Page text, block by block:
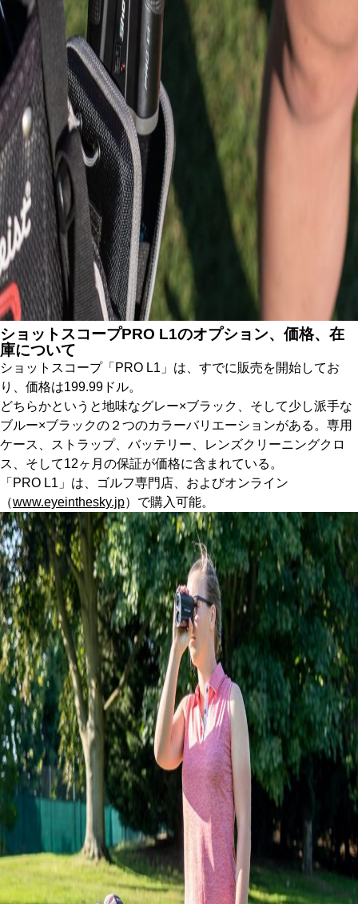
ショットスコープPRO L1のオプション、価格、在
庫について
ショットスコープ「PRO L1」は、すでに販売を開始してお
り、価格は199.99ドル。
どちらかというと地味なグレー×ブラック、そして少し派手な
ブルー×ブラックの２つのカラーバリエーションがある。専用
ケース、ストラップ、バッテリー、レンズクリーニングクロ
ス、そして12ヶ月の保証が価格に含まれている。
「PRO L1」は、ゴルフ専門店、およびオンライン
（www.eyeinthesky.jp）で購入可能。